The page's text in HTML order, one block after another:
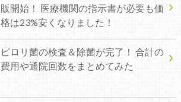
販開始！ 医療機関の指示書が必要も価
格は23%安くなりました！
ピロリ菌の検査＆除菌が完了！ 合計の
費用や通院回数をまとめてみた